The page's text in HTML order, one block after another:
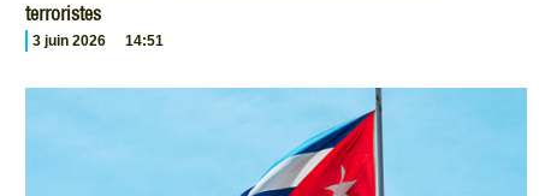
terroristes
3 juin 2026 14:51